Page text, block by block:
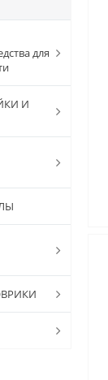
для
И